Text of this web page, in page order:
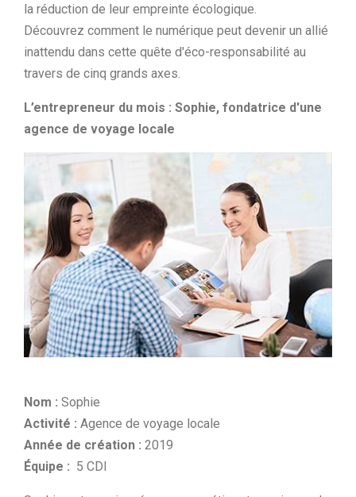
la réduction de leur empreinte écologique.
Découvrez comment le numérique peut devenir un allié
inattendu dans cette quête d'éco-responsabilité au
travers de cinq grands axes.
L’entrepreneur du mois : Sophie, fondatrice d'une
agence de voyage locale
Nom : Sophie
Activité : Agence de voyage locale
Année de création : 2019
Équipe : 5 CDI